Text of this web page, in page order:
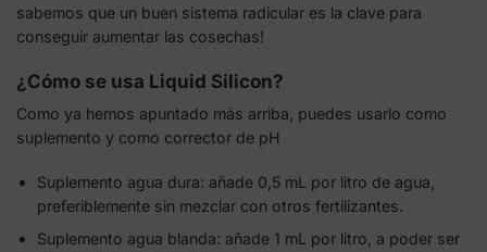
sabemos que un buen sistema radicular es la clave para
conseguir aumentar las cosechas!
¿Cómo se usa Liquid Silicon?
Como ya hemos apuntado más arriba, puedes usarlo como
suplemento y como corrector de pH
Suplemento agua dura: añade 0,5 mL por litro de agua,
preferiblemente sin mezclar con otros fertilizantes.
Suplemento agua blanda: añade 1 mL por litro, a poder ser